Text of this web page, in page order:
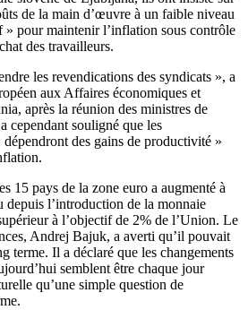
de la main d’œuvre à un faible niveau
» pour maintenir l’inflation sous contrôle
des travailleurs.
les revendications des syndicats », a
aux Affaires économiques et
après la réunion des ministres de
cependant souligné que les
dépendront des gains de productivité »
15 pays de la zone euro a augmenté à
depuis l’introduction de la monnaie
à l’objectif de 2% de l’Union. Le
Andrej Bajuk, a averti qu’il pouvait
terme. Il a déclaré que les changements
semblent être chaque jour
qu’une simple question de